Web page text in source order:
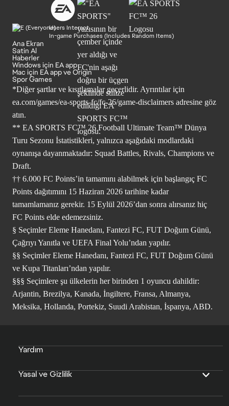
Users Interact
In-game Purchases (Includes Random Items)
Ana Ekran
Satin Al
Haberler
Windows için EA app
Mac için EA app ve Origin
Spor Games
*Diğer şartlar ve kısıtlamalar geçerlidir. Ayrıntılar için
ea.com/games/ea-sports-fc/fc-26/game-disclaimers adresine göz
atın.
** EA SPORTS FC™ 26 Football Ultimate Team™ Dünya
Turu Sezonu İstatistikleri, yalnızca aşağıdaki modlardaki
oynanışa dayanmaktadır: Squad Battles, Rivals, Champions ve
Draft.
†† 6.000 FC Points’in tamamını alabilmek için başlangıç FC
Points dağıtımını 15 Haziran 2026 tarihine kadar
tamamlamanız gerekir. 15 Eylül 2026’dan sonra alırsanız hiç
FC Points elde edemezsiniz.
§ Seçimler Eleme Hanedanı, Fantezi FC, FUT Doğum Günü,
Çağrıyı Yanıtla ve UEFA Final Yolu’ndan yapılır.
§§ Seçimler Eleme Hanedanı, Fantezi FC, FUT Doğum Günü
ve Kupa Titanları’ndan yapılır.
§§§ Seçimlere şu ülkelerin her birinden 1 oyuncu dahildir:
Arjantin, Brezilya, Kanada, İngiltere, Fransa, Almanya,
Meksika, Hollanda, Portekiz, Suudi Arabistan, İspanya, ABD.
Yardım
Yasal ve Gizlilik